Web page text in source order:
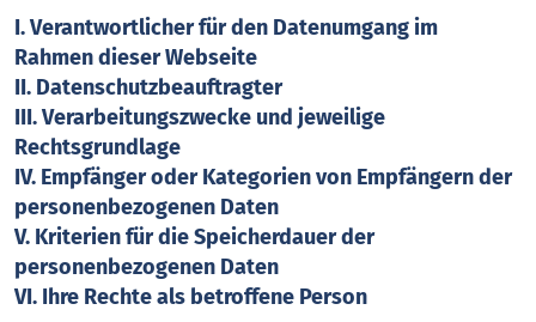
I. Verantwortlicher für den Datenumgang im
Rahmen dieser Webseite
II. Datenschutzbeauftragter
III. Verarbeitungszwecke und jeweilige
Rechtsgrundlage
IV. Empfänger oder Kategorien von Empfängern der
personenbezogenen Daten
V. Kriterien für die Speicherdauer der
personenbezogenen Daten
VI. Ihre Rechte als betroffene Person